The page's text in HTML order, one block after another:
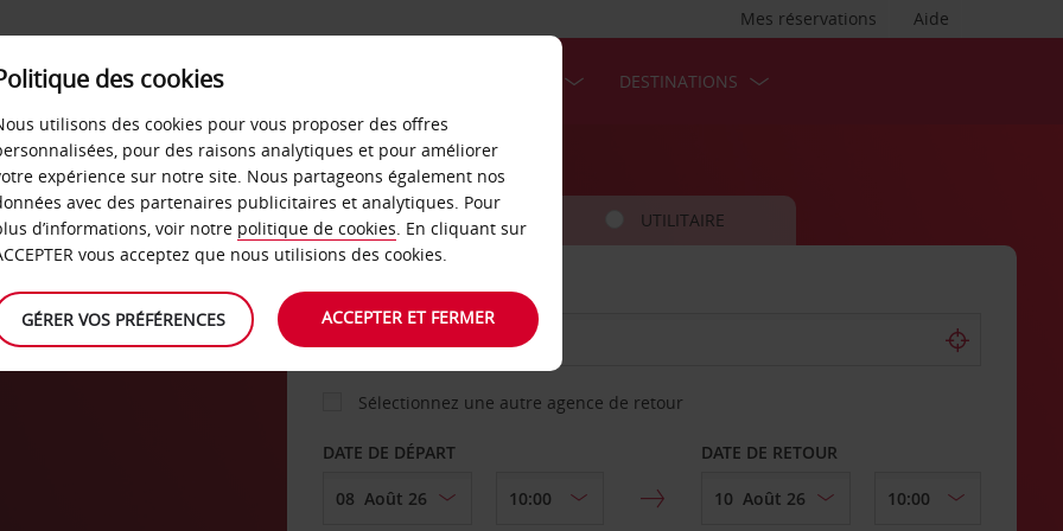
Aide
Mes réservations
LIBRE-SERVICE DESTINATIONS
VOITURE UTILITAIRE
AGENCE DE DÉPART
Sélectionnez une autre agence de retour
DATE DE DÉPART DATE DE RETOUR
des cookies
utilisons des cookies pour vous proposer des offres
pour des raisons analytiques et pour améliorer
expérience sur notre site. Nous partageons également nos
avec des partenaires publicitaires et analytiques. Pour
d’informations, voir notre politique de cookies. En cliquant sur
vous acceptez que nous utilisions des cookies.
GÉRER VOS PRÉFÉRENCES ACCEPTER ET FERMER